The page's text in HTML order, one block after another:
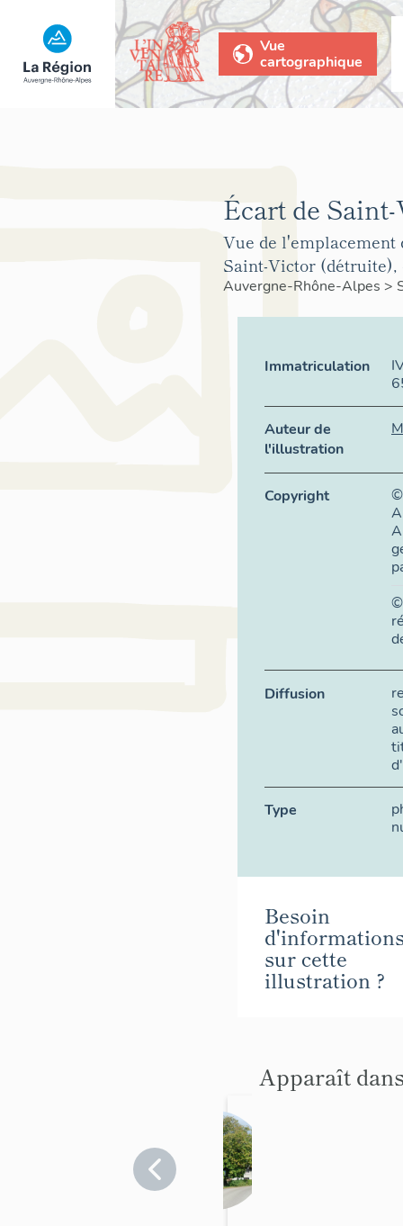
Vue
cartographique
Écart de
Vue de l'emplacement
Saint-Victor (détruite),
Auvergne-Rhône-Alpes >
Immatriculation
Auteur de
l'illustration
Copyright
©
Diffusion
Type
Besoin
sur cette
illustration ?
Apparaît